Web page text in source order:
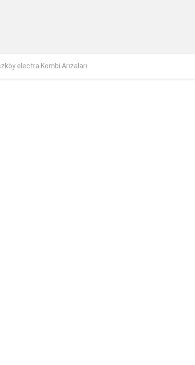
electra Kombi Arızaları